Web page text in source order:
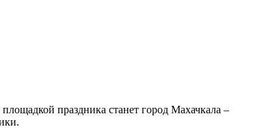
праздника станет город Махачкала –